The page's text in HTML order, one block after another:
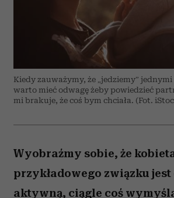
Kiedy zauważymy, że „jedziemy”
warto mieć odwagę żeby powiedzieć
mi brakuje, że coś bym chciała. (Fot.
Wyobraźmy sobie, że
przykładowego związku jest
aktywną, ciągle coś